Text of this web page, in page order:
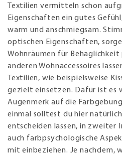
Textilien vermitteln schon
Eigenschaften ein gutes
warm und anschmiegsam.
optischen Eigenschaften,
Wohnräumen für Behaglichkeit
anderen Wohnaccessoires
Textilien, wie beispielsweise
gezielt einsetzen. Dafür ist es
Augenmerk auf die
einmal solltest du hier natürlich
entscheiden lassen, in zweiter
auch farbpsychologische
mit einbeziehen. Je nachdem,